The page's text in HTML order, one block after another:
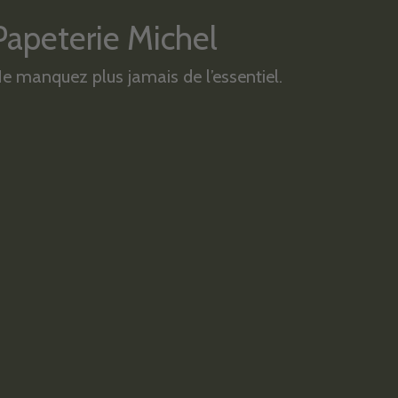
Michel
manquez plus jamais de l’essentiel.